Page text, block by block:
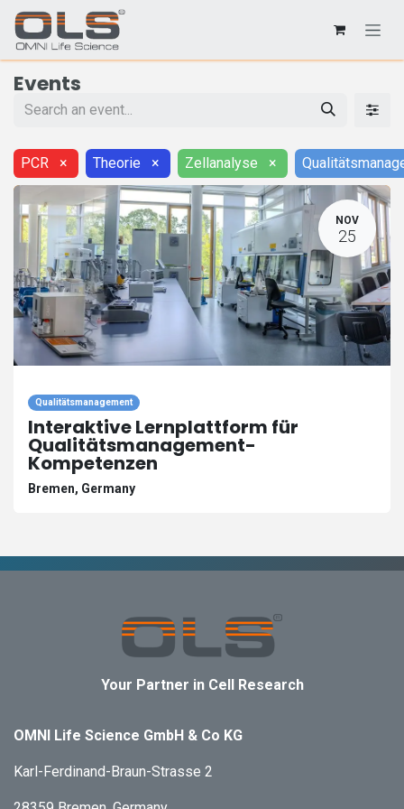
Events
PCR × Theorie × Zellanalyse ×
NOV
25
Qualitätsmanagement
Interaktive Lernplattform für
Qualitätsmanagement-
Kompetenzen
Bremen, Germany
Your Partner in Cell Research
OMNI Life Science GmbH & Co KG
Karl-Ferdinand-Braun-Strasse 2